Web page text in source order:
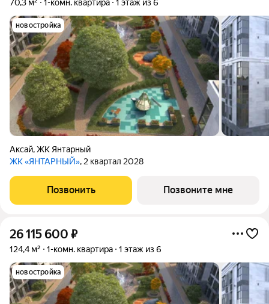
70,3 м² 1-комн. квартира 1 этаж из 6
новостройка
Аксай,ЖК Янтарный
ЖК «ЯНТАРНЫЙ», 2 квартал 2028
Позвонить Позвоните мне
26 115 600 ₽
124,4 м² 1-комн. квартира 1 этаж из 6
новостройка